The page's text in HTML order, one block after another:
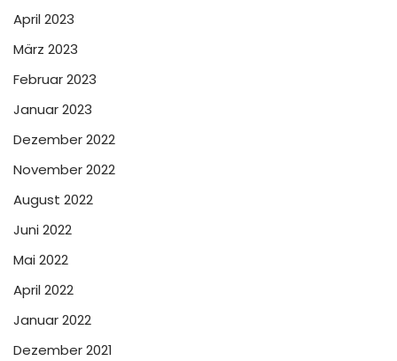
April 2023
März 2023
Februar 2023
Januar 2023
Dezember 2022
November 2022
August 2022
Juni 2022
Mai 2022
April 2022
Januar 2022
Dezember 2021